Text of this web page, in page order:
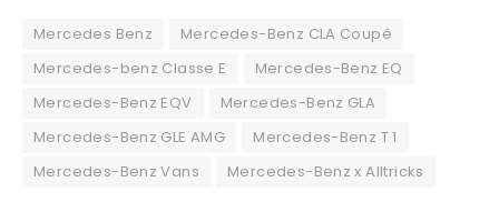
Mercedes Benz
Mercedes-Benz CLA Coupé
Mercedes-benz Classe E
Mercedes-Benz EQ
Mercedes-Benz EQV
Mercedes-Benz GLA
Mercedes-Benz GLE AMG
Mercedes-Benz T 1
Mercedes-Benz Vans
Mercedes-Benz x Alltricks